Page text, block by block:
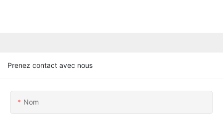
Prenez contact avec nous
Nom